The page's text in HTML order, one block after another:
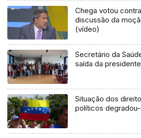
Chega votou
discussão da
(vídeo)
Secretário da
saída da
Situação dos
políticos